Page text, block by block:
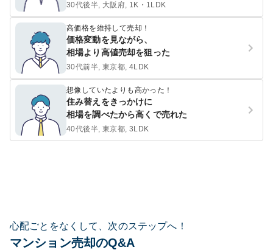
30代後半, 大阪府, 1K・1LDK
高価格を維持して売却！
価格変動を見ながら、
相場より高値売却を狙った
30代前半, 東京都, 4LDK
想像していたよりも高かった！
住み替えをきっかけに
相場を調べたから高くで売れた
40代後半, 東京都, 3LDK
心配ごとをなくして、次のステップへ！
マンション売却のQ&A